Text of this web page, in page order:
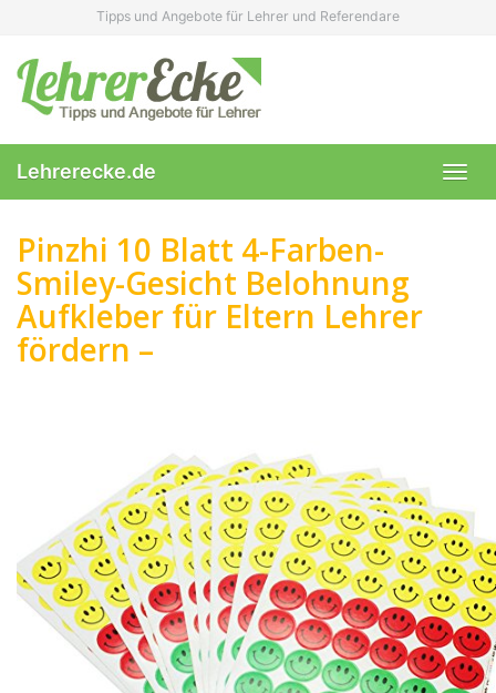
content
Tipps und Angebote für Lehrer und Referendare
Lehrerecke.de
Pinzhi 10 Blatt 4-Farben-
Smiley-Gesicht Belohnung
Aufkleber für Eltern Lehrer
fördern –